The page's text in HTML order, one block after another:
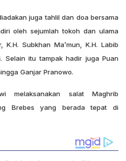
juga tahlil dan doa bersama
oleh sejumlah tokoh dan ulama
K.H. Subkhan Ma’mun, K.H. Labib
Selain itu tampak hadir juga Puan
Ganjar Pranowo.
melaksanakan salat Maghrib
Brebes yang berada tepat di